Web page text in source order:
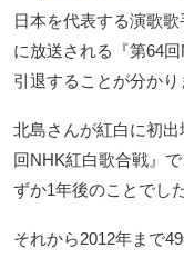
日本を代表する演歌
に放送される『第64
引退することが分かり
北島さんが紅白に初
回NHK紅白歌合戦』
ずか1年後のことでした
それから2012年まで